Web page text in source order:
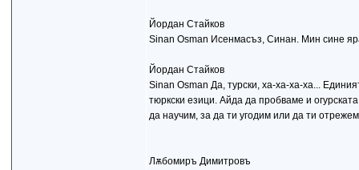
Йордан Стайков
Sinan Osman Исенмасъз, Синан. Мин сине
Йордан Стайков
Sinan Osman Да, турски, ха-ха-ха-ха...
тюркски езици. Айда да пробваме и
да научим, за да ти угодим или да ти
Лѫбомиръ Димитровъ